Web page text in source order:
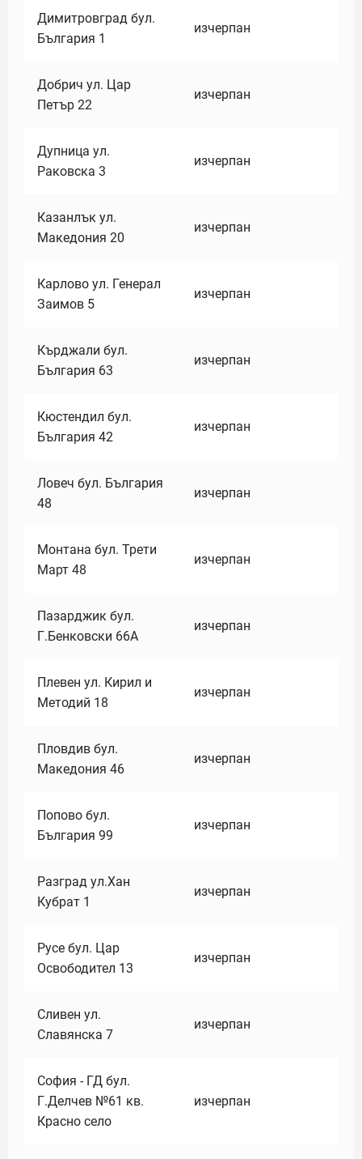
Димитровград бул.
България 1
изчерпан
Добрич ул. Цар
Петър 22
изчерпан
Дупница ул.
Раковска 3
изчерпан
Казанлък ул.
Македония 20
изчерпан
Карлово ул. Генерал
Заимов 5
изчерпан
Кърджали бул.
България 63
изчерпан
Кюстендил бул.
България 42
изчерпан
Ловеч бул. България
48
изчерпан
Монтана бул. Трети
Март 48
изчерпан
Пазарджик бул.
Г.Бенковски 66А
изчерпан
Плевен ул. Кирил и
Методий 18
изчерпан
Пловдив бул.
Македония 46
изчерпан
Попово бул.
България 99
изчерпан
Разград ул.Хан
Кубрат 1
изчерпан
Русе бул. Цар
Освободител 13
изчерпан
Сливен ул.
Славянска 7
изчерпан
София - ГД бул.
Г.Делчев №61 кв.
Красно село
изчерпан